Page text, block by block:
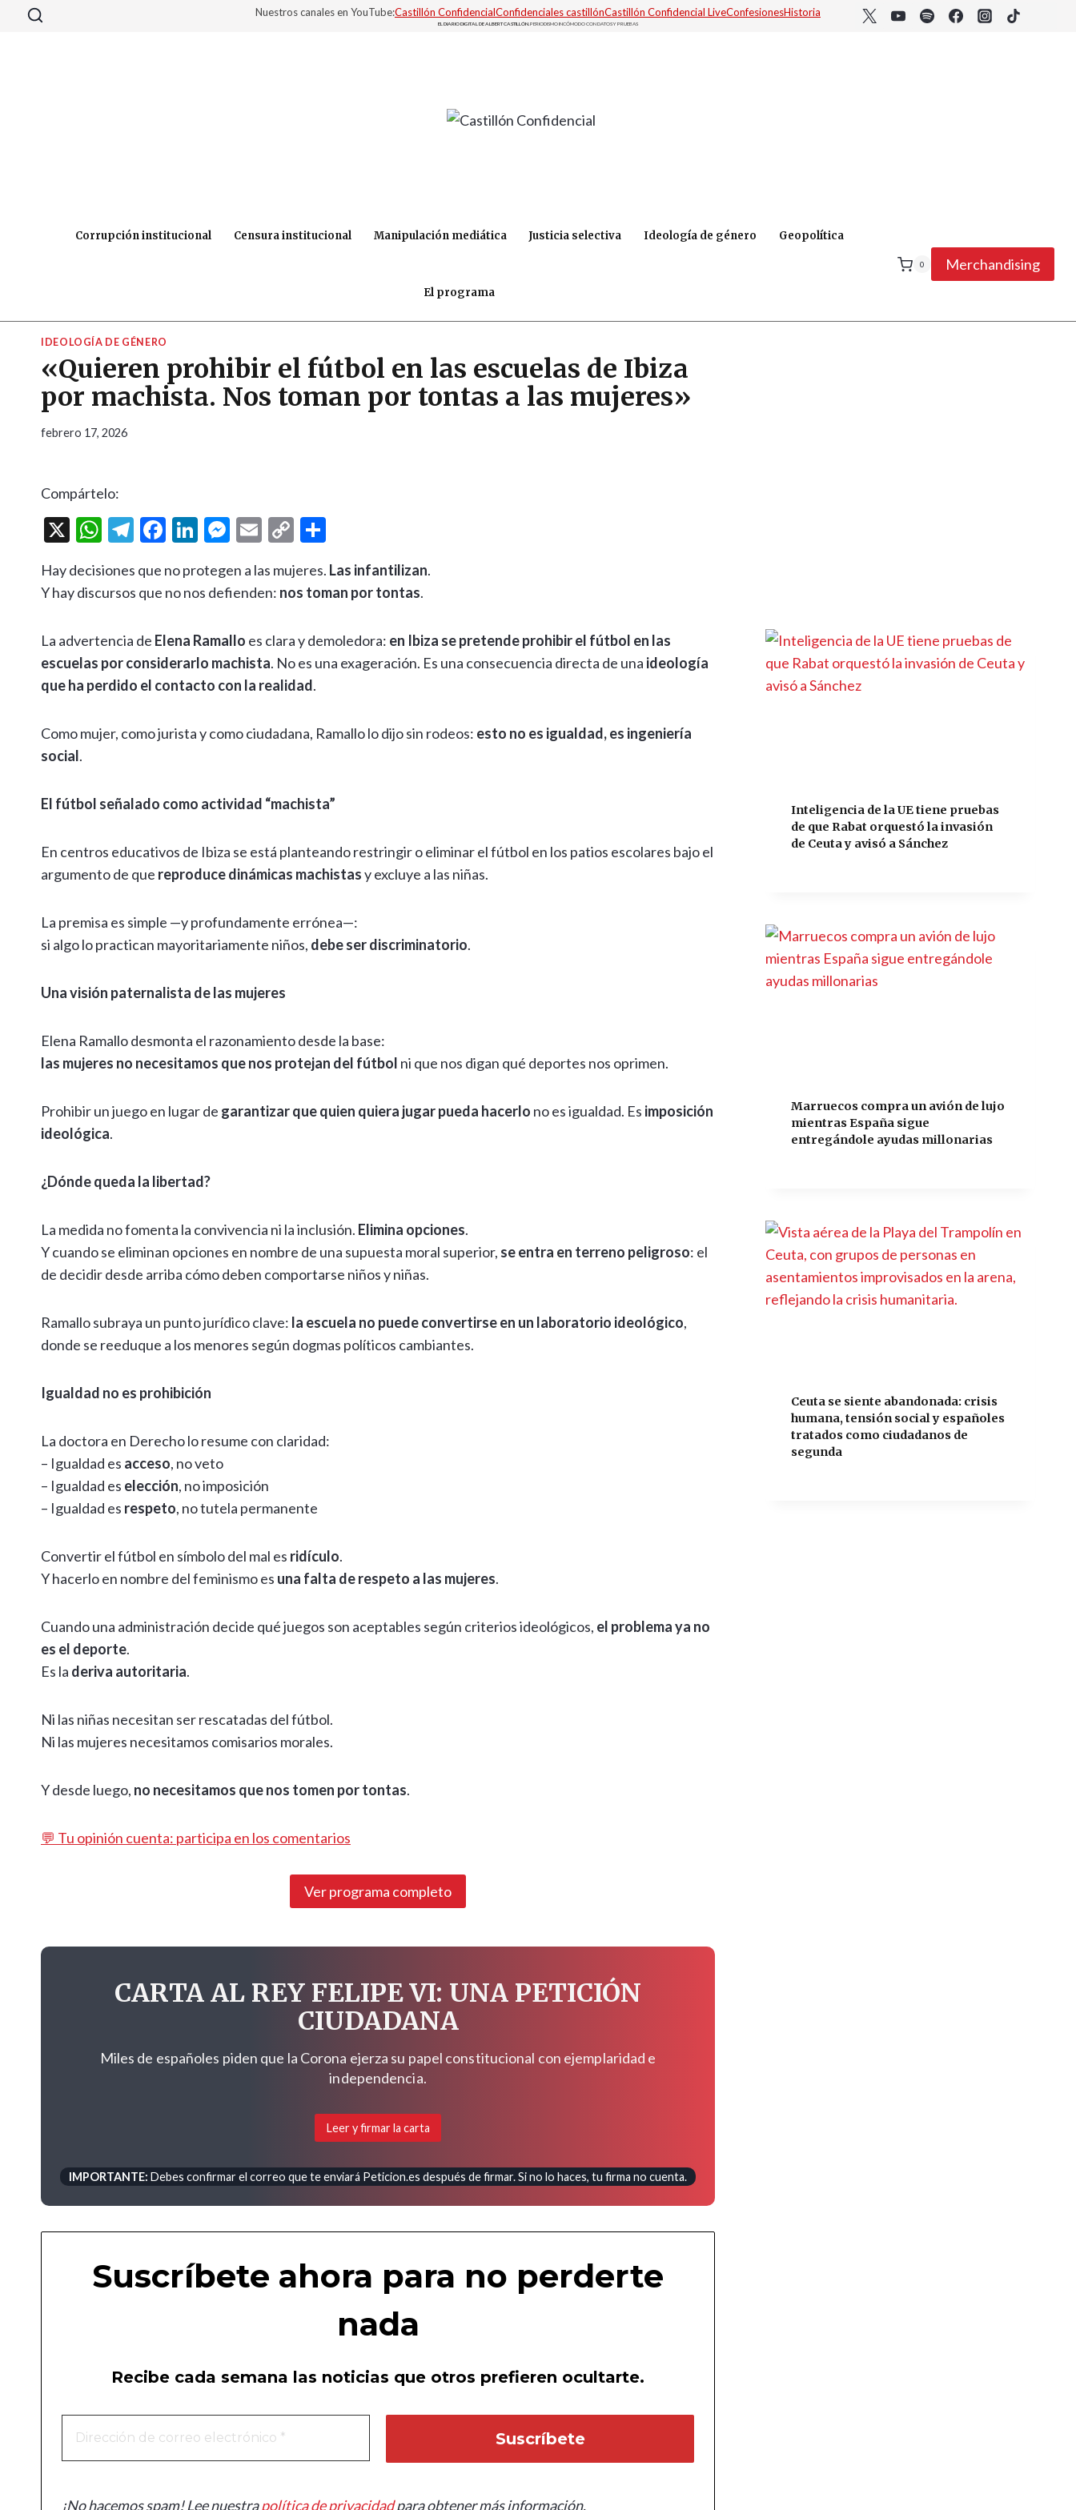
Saltar
Nuestros canales en YouTube:Castillón ConfidencialConfidenciales castillónCastillón Confidencial LiveConfesionesHistoria
EL DIARIO DIGITAL DE ALBERT CASTILLÓN. PERIODISMO INCÓMODO CON DATOS Y PRUEBAS
Corrupción institucional Censura institucional Manipulación mediática Justicia selectiva Ideología de género Geopolítica
El programa
0 Merchandising
IDEOLOGÍA DE GÉNERO
«Quieren prohibir el fútbol en las escuelas de Ibiza
por machista. Nos toman por tontas a las mujeres»
febrero 17, 2026
Compártelo:
X
W
at
s
A
p
p
T
e
gr
a
m
F
e
b
o
o
k
Li
ke
dI
n
M
se
n
g
er
E
ai
l
C
p
y
Li
n
k
m
p
ar
ti
Hay decisiones que no protegen a las mujeres. Las infantilizan.
Y hay discursos que no nos defienden: nos toman por tontas.
La advertencia de Elena Ramallo es clara y demoledora: en Ibiza se pretende prohibir el fútbol en las
escuelas por considerarlo machista. No es una exageración. Es una consecuencia directa de una ideología
que ha perdido el contacto con la realidad.
Como mujer, como jurista y como ciudadana, Ramallo lo dijo sin rodeos: esto no es igualdad, es ingeniería
social.
El fútbol señalado como actividad “machista”
En centros educativos de Ibiza se está planteando restringir o eliminar el fútbol en los patios escolares bajo el
argumento de que reproduce dinámicas machistasy excluye a las niñas.
La premisa es simple —y profundamente errónea—:
si algo lo practican mayoritariamente niños, debe ser discriminatorio.
Una visión paternalista de las mujeres
Elena Ramallo desmonta el razonamiento desde la base:
las mujeres no necesitamos que nos protejan del fútbol ni que nos digan qué deportes nos oprimen.
Prohibir un juego en lugar de garantizar que quien quiera jugar pueda hacerlo no es igualdad. Es imposición
ideológica.
¿Dónde queda la libertad?
La medida no fomenta la convivencia ni la inclusión. Elimina opciones.
Y cuando se eliminan opciones en nombre de una supuesta moral superior, se entra en terreno peligroso: el
de decidir desde arriba cómo deben comportarse niños y niñas.
Ramallo subraya un punto jurídico clave: la escuela no puede convertirse en un laboratorio ideológico,
donde se reeduque a los menores según dogmas políticos cambiantes.
Igualdad no es prohibición
La doctora en Derecho lo resume con claridad:
– Igualdad es acceso, no veto
– Igualdad es elección, no imposición
– Igualdad es respeto, no tutela permanente
Convertir el fútbol en símbolo del mal es ridículo.
Y hacerlo en nombre del feminismo es una falta de respeto a las mujeres.
Cuando una administración decide qué juegos son aceptables según criterios ideológicos, el problema ya no
es el deporte.
Es la deriva autoritaria.
Ni las niñas necesitan ser rescatadas del fútbol.
Ni las mujeres necesitamos comisarios morales.
Y desde luego, no necesitamos que nos tomen por tontas.
💬 Tu opinión cuenta: participa en los comentarios
Ver programa completo
CARTA AL REY FELIPE VI: UNA PETICIÓN
CIUDADANA
Miles de españoles piden que la Corona ejerza su papel constitucional con ejemplaridad e
independencia.
Leer y firmar la carta
IMPORTANTE: Debes confirmar el correo que te enviará Peticion.es después de firmar. Si no lo haces, tu firma no cuenta.
Suscríbete ahora para no perderte
nada
Recibe cada semana las noticias que otros prefieren ocultarte.
¡No hacemos spam! Lee nuestrapolítica de privacidadpara obtener más información.
Inteligencia de la UE tiene pruebas
de que Rabat orquestó la invasión
de Ceuta y avisó a Sánchez
Marruecos compra un avión de lujo
mientras España sigue
entregándole ayudas millonarias
Ceuta se siente abandonada: crisis
humana, tensión social y españoles
tratados como ciudadanos de
segunda